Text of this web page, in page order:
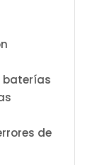
baterías
de